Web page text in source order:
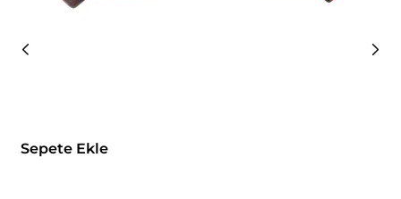
Sepete Ekle